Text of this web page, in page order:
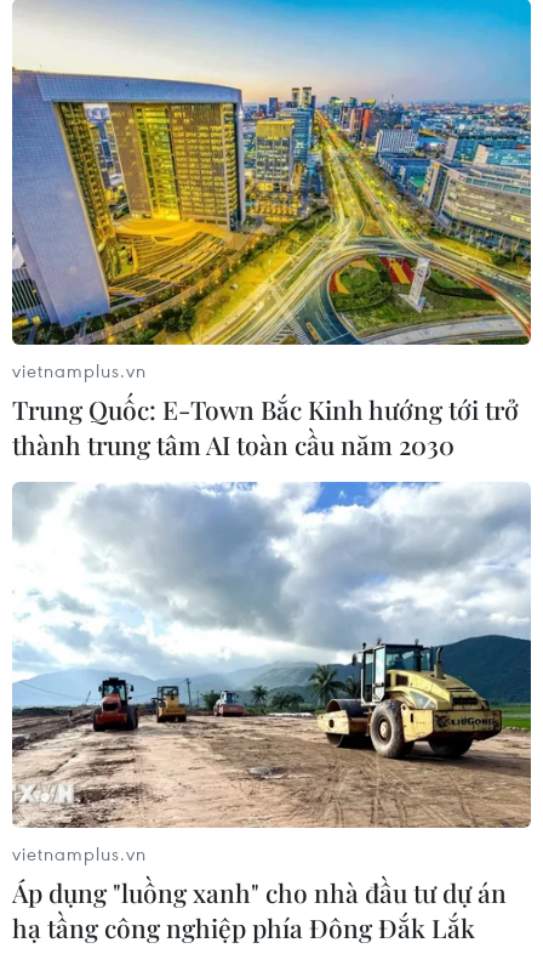
vietnamplus.vn
Trung Quốc: E-Town Bắc Kinh hướng tới trở
thành trung tâm AI toàn cầu năm 2030
vietnamplus.vn
Áp dụng "luồng xanh" cho nhà đầu tư dự án
hạ tầng công nghiệp phía Đông Đắk Lắk